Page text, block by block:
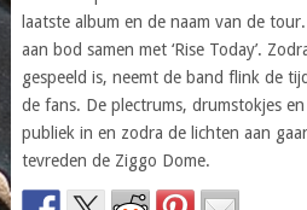
laatste album en de naam van de tour.
aan bod samen met ‘Rise Today’.
gespeeld is, neemt de band flink de
de fans. De plectrums, drumstokjes
publiek in en zodra de lichten aan
tevreden de Ziggo Dome.